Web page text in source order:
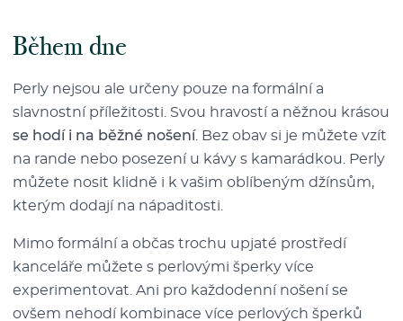
Během dne
Perly nejsou ale určeny pouze na formální a
slavnostní příležitosti. Svou hravostí a něžnou krásou
se hodí i na běžné nošení . Bez obav si je můžete vzít
na rande nebo posezení u kávy s kamarádkou. Perly
můžete nosit klidně i k vašim oblíbeným džínsům,
kterým dodají na nápaditosti.
Mimo formální a občas trochu upjaté prostředí
kanceláře můžete s perlovými šperky více
experimentovat. Ani pro každodenní nošení se
ovšem nehodí kombinace více perlových šperků